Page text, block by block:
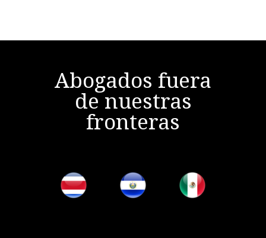
Abogados fuera
de nuestras
fronteras